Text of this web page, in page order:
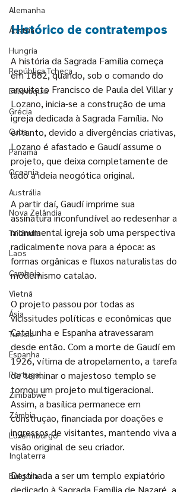
Alemanha
Áustria
Hungria
República Tcheca
Eslováquia
Grécia
Cuba
Panamá
Oceania
Austrália
Nova Zelândia
Tailândia
Laos
Camboja
Vietnã
Ásia
Tunísia
Espanha
Portugal
Zimbabwe
Zâmbia
Luxermburgo
Inglaterra
Bulgária
Histórico de contratempos
A história da Sagrada Família começa
em 1882, quando, sob o comando do
arquiteto Francisco de Paula del Villar y
Lozano, inicia-se a construção de uma
igreja dedicada à Sagrada Família. No
entanto, devido a divergências criativas,
Lozano é afastado e Gaudí assume o
projeto, que deixa completamente de
lado a ideia neogótica original.
A partir daí, Gaudí imprime sua
assinatura inconfundível ao redesenhar a
monumental igreja sob uma perspectiva
radicalmente nova para a época: as
formas orgânicas e fluxos naturalistas do
modernismo catalão.
O projeto passou por todas as
vicissitudes políticas e econômicas que
Catalunha e Espanha atravessaram
desde então. Com a morte de Gaudí em
1926, vítima de atropelamento, a tarefa
de terminar o majestoso templo se
tornou um projeto multigeracional.
Assim, a basílica permanece em
construção, financiada por doações e
ingressos de visitantes, mantendo viva a
visão original de seu criador.
Destinada a ser um templo expiatório
dedicado à Sagrada Família de Nazaré, a